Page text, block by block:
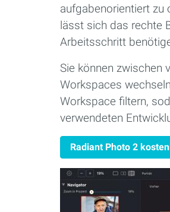
aufgabenorientiert zu
lässt sich das rechte
Arbeitsschritt
Sie können zwischen
Workspaces
Workspace filtern,
verwendeten
Radiant Photo 2